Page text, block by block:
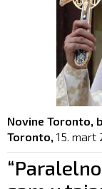
Novine Toronto,
Toronto, 15. mart